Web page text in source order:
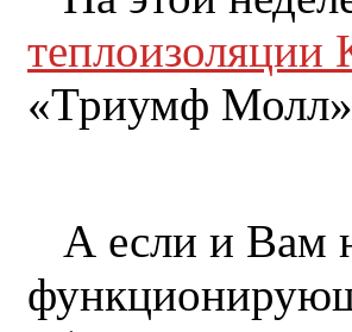
«Триумф Молл»
А если и Вам